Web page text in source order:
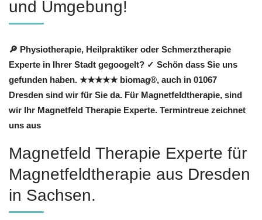
und Umgebung!
🔎 Physiotherapie, Heilpraktiker oder Schmerztherapie
Experte in Ihrer Stadt gegoogelt? ✓ Schön dass Sie uns
gefunden haben. ★★★★★ biomag®, auch in 01067
Dresden sind wir für Sie da. Für Magnetfeldtherapie, sind
wir Ihr Magnetfeld Therapie Experte. Termintreue zeichnet
uns aus
Magnetfeld Therapie Experte für
Magnetfeldtherapie aus Dresden
in Sachsen.